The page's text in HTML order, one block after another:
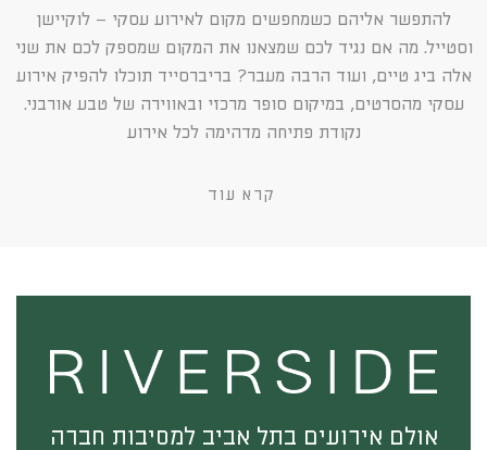
להתפשר אליהם כשמחפשים מקום לאירוע עסקי – לוקיישן
וסטייל. מה אם נגיד לכם שמצאנו את המקום שמספק לכם את שני
אלה ביג טיים, ועוד הרבה מעבר? בריברסייד תוכלו להפיק אירוע
עסקי מהסרטים, במיקום סופר מרכזי ובאווירה של טבע אורבני.
נקודת פתיחה מדהימה לכל אירוע
קרא עוד
אולם אירועים בתל אביב למסיבות חברה